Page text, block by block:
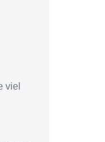
viel